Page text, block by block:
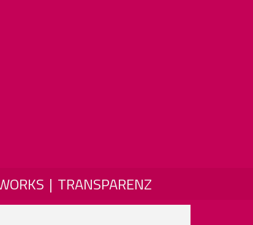
TRANSPARENZ